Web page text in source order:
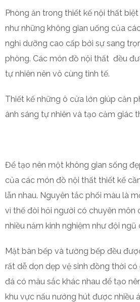
Phòng ăn trong thiết kế nội thất
như những không gian uống của
nghỉ dưỡng cao cấp bởi sự sang
phòng. Các món đồ nội thất đều
tự nhiên nên vô cùng tinh tế.
Thiết kế những ô cửa lớn giúp căn
ánh sáng tự nhiên và tạo cảm giác
Để tạo nên một không gian sống
của các món đồ nội thất thiết kế
lẫn nhau. Nguyên tắc phối màu là
vì thế đòi hỏi người có chuyên môn
nhiều năm kinh nghiệm như đội ngũ
Mặt bàn bếp và tường bếp đều
rất dễ dọn dẹp vệ sinh đồng thời có
đá có màu sắc khác nhau để tạo
khu vực nấu nướng hút được nhiều